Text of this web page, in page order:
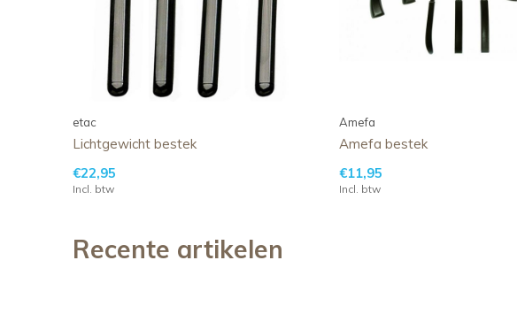
etac
Lichtgewicht bestek
€22,95
Incl. btw
Amefa
Amefa bestek
€11,95
Incl. btw
Recente artikelen